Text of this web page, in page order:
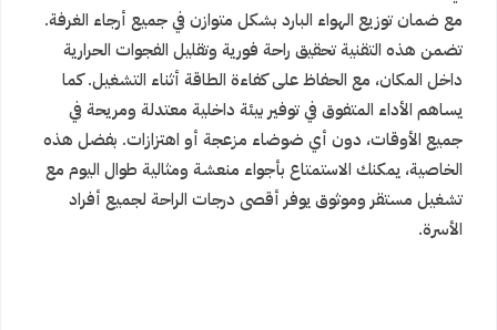
مع ضمان توزيع الهواء البارد بشكل متوازن في جميع أرجاء الغرفة.
تضمن هذه التقنية تحقيق راحة فورية وتقليل الفجوات الحرارية
داخل المكان، مع الحفاظ على كفاءة الطاقة أثناء التشغيل. كما
يساهم الأداء المتفوق في توفير بيئة داخلية معتدلة ومريحة في
جميع الأوقات، دون أي ضوضاء مزعجة أو اهتزازات. بفضل هذه
الخاصية، يمكنك الاستمتاع بأجواء منعشة ومثالية طوال اليوم مع
تشغيل مستقر وموثوق يوفر أقصى درجات الراحة لجميع أفراد
الأسرة.